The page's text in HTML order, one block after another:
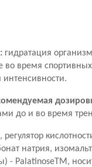
гидратация
во время
до и во время
регулятор
натрия,
- PalatinoseTM,